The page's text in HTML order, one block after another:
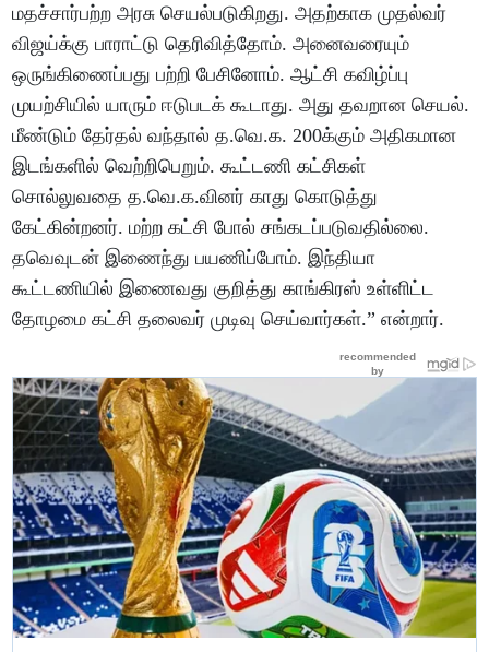
மதச்சார்பற்ற அரசு செயல்படுகிறது. அதற்காக முதல்வர்
விஜய்க்கு பாராட்டு தெரிவித்தோம். அனைவரையும்
ஒருங்கிணைப்பது பற்றி பேசினோம். ஆட்சி கவிழ்ப்பு
முயற்சியில் யாரும் ஈடுபடக் கூடாது. அது தவறான செயல்.
மீண்டும் தேர்தல் வந்தால் த.வெ.க. 200க்கும் அதிகமான
இடங்களில் வெற்றிபெறும். கூட்டணி கட்சிகள்
சொல்லுவதை த.வெ.க.வினர் காது கொடுத்து
கேட்கின்றனர். மற்ற கட்சி போல் சங்கடப்படுவதில்லை.
தவெவுடன் இணைந்து பயணிப்போம். இந்தியா
கூட்டணியில் இணைவது குறித்து காங்கிரஸ் உள்ளிட்ட
தோழமை கட்சி தலைவர் முடிவு செய்வார்கள்.” என்றார்.